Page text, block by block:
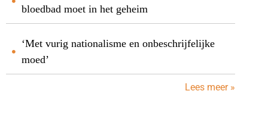
bloedbad moet in het geheim
‘Met vurig nationalisme en onbeschrijfelijke
moed’
Lees meer »